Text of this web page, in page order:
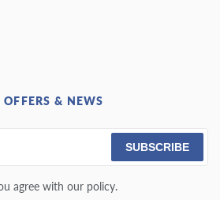
OFFERS & NEWS
SUBSCRIBE
agree with our policy.